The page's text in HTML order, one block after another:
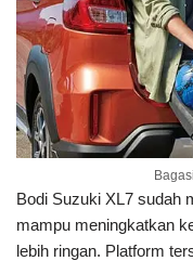
Bodi Suzuki XL7 sudah
mampu meningkatkan
lebih ringan. Platform